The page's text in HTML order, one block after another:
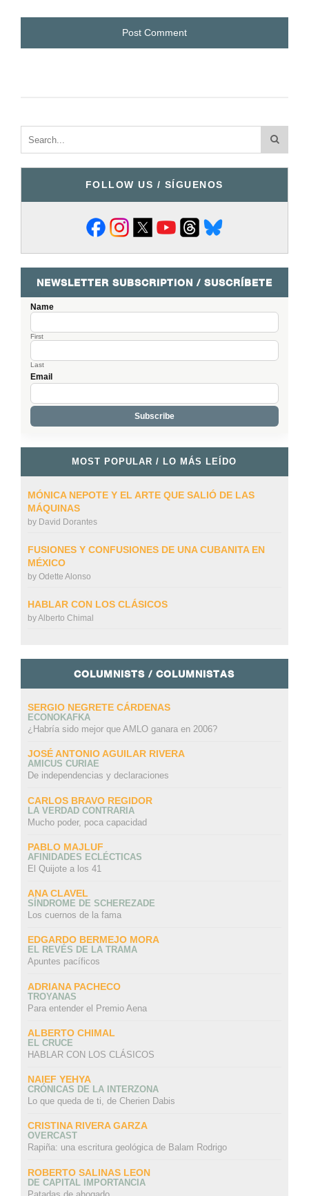
FOLLOW US / SÍGUENOS
NEWSLETTER SUBSCRIPTION / SUSCRÍBETE
Name
First
Last
Email
MOST POPULAR / LO MÁS LEÍDO
MÓNICA NEPOTE Y EL ARTE QUE SALIÓ DE LAS
MÁQUINAS
by David Dorantes
FUSIONES Y CONFUSIONES DE UNA CUBANITA EN
MÉXICO
by Odette Alonso
HABLAR CON LOS CLÁSICOS
byAlberto Chimal
COLUMNISTS / COLUMNISTAS
SERGIO NEGRETE CÁRDENAS
ECONOKAFKA
¿Habría sido mejor que AMLO ganara en 2006?
JOSÉ ANTONIO AGUILAR RIVERA
AMICUS CURIAE
De independencias y declaraciones
CARLOS BRAVO REGIDOR
LA VERDAD CONTRARIA
Mucho poder, poca capacidad
PABLO MAJLUF
AFINIDADES ECLÉCTICAS
El Quijote a los 41
ANA CLAVEL
SÍNDROME DE SCHEREZADE
Los cuernos de la fama
EDGARDO BERMEJO MORA
EL REVÉS DE LA TRAMA
Apuntes pacíficos
ADRIANA PACHECO
TROYANAS
Para entender el Premio Aena
ALBERTO CHIMAL
EL CRUCE
HABLAR CON LOS CLÁSICOS
NAIEF YEHYA
CRÓNICAS DE LA INTERZONA
Lo que queda de ti, de Cherien Dabis
CRISTINA RIVERA GARZA
OVERCAST
Rapiña: una escritura geológica de Balam Rodrigo
ROBERTO SALINAS LEON
DE CAPITAL IMPORTANCIA
Patadas de ahogado